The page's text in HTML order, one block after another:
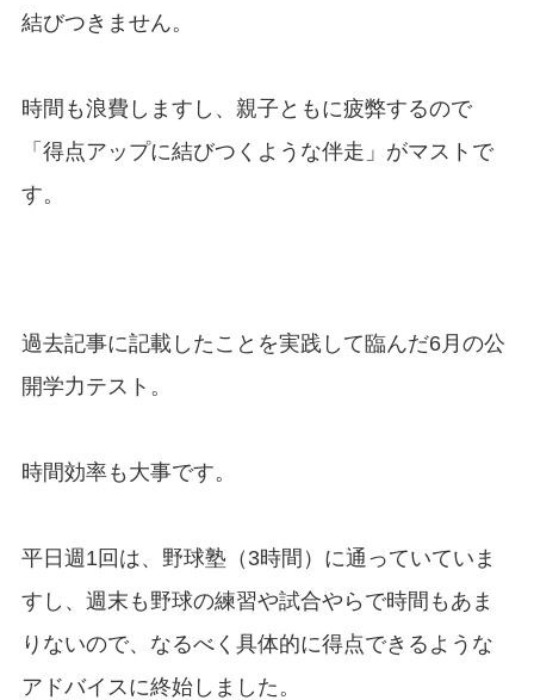
結びつきません。
時間も浪費しますし、親子ともに疲弊するので
「得点アップに結びつくような伴走」がマストで
す。
過去記事に記載したことを実践して臨んだ6月の公
開学力テスト。
時間効率も大事です。
平日週1回は、野球塾（3時間）に通っていていま
すし、週末も野球の練習や試合やらで時間もあま
りないので、なるべく具体的に得点できるような
アドバイスに終始しました。